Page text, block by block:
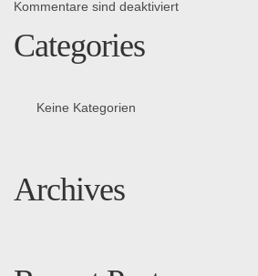
Kommentare sind deaktiviert
Categories
Keine Kategorien
Archives